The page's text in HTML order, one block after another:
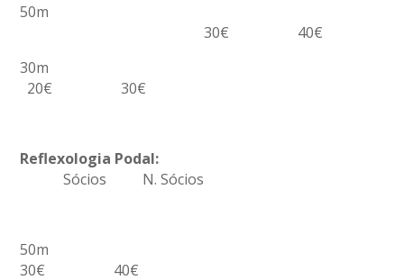
50m
30€ 40€
30m
20€ 30€
Reflexologia Podal:
Sócios N. Sócios
50m
30€ 40€